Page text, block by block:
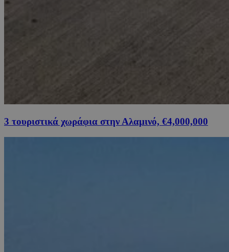
3 τουριστικά χωράφια στην Αλαμινό, €4,000,000